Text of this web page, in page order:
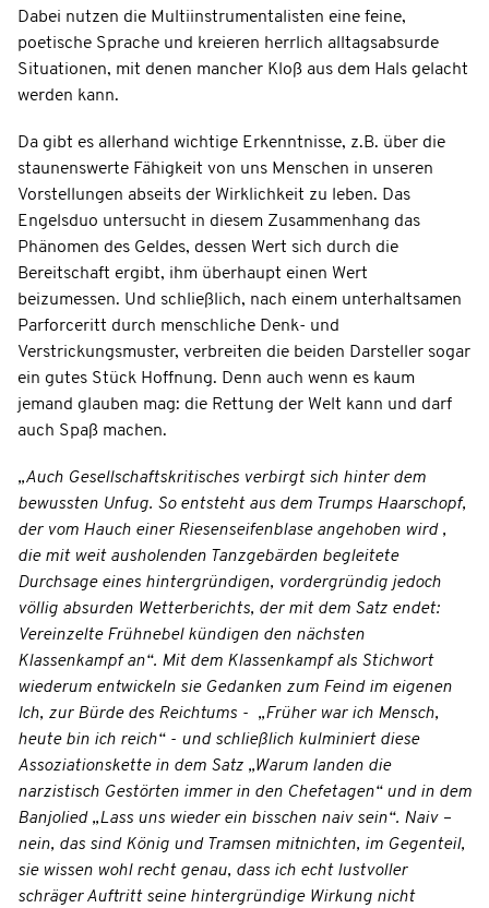
Dabei nutzen die Multiinstrumentalisten eine feine,
poetische Sprache und kreieren herrlich alltagsabsurde
Situationen, mit denen mancher Kloß aus dem Hals gelacht
werden kann.
Da gibt es allerhand wichtige Erkenntnisse, z.B. über die
staunenswerte Fähigkeit von uns Menschen in unseren
Vorstellungen abseits der Wirklichkeit zu leben. Das
Engelsduo untersucht in diesem Zusammenhang das
Phänomen des Geldes, dessen Wert sich durch die
Bereitschaft ergibt, ihm überhaupt einen Wert
beizumessen. Und schließlich, nach einem unterhaltsamen
Parforceritt durch menschliche Denk- und
Verstrickungsmuster, verbreiten die beiden Darsteller sogar
ein gutes Stück Hoffnung. Denn auch wenn es kaum
jemand glauben mag: die Rettung der Welt kann und darf
auch Spaß machen.
„Auch Gesellschaftskritisches verbirgt sich hinter dem
bewussten Unfug. So entsteht aus dem Trumps Haarschopf,
der vom Hauch einer Riesenseifenblase angehoben wird ,
die mit weit ausholenden Tanzgebärden begleitete
Durchsage eines hintergründigen, vordergründig jedoch
völlig absurden Wetterberichts, der mit dem Satz endet:
Vereinzelte Frühnebel kündigen den nächsten
Klassenkampf an“. Mit dem Klassenkampf als Stichwort
wiederum entwickeln sie Gedanken zum Feind im eigenen
Ich, zur Bürde des Reichtums - „Früher war ich Mensch,
heute bin ich reich“ - und schließlich kulminiert diese
Assoziationskette in dem Satz „Warum landen die
narzistisch Gestörten immer in den Chefetagen“ und in dem
Banjolied „Lass uns wieder ein bisschen naiv sein“. Naiv –
nein, das sind König und Tramsen mitnichten, im Gegenteil,
sie wissen wohl recht genau, dass ich echt lustvoller
schräger Auftritt seine hintergründige Wirkung nicht